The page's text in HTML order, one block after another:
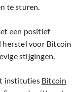
te sturen.
een positief
herstel voor Bitcoin
stijgingen.
instituties Bitcoin